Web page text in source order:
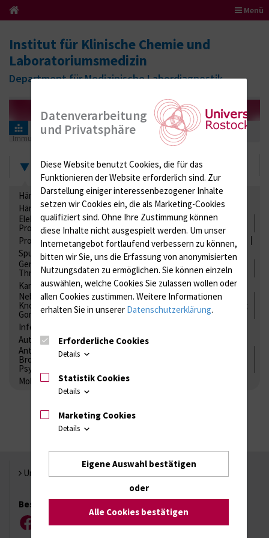
Menü
Institut für Klinische Chemie und
Laboratoriumsmedizin
Department für Medizinische Labordiagnostik
Informationen für Einsender
Ringversuchszertifikate
Immunologie
ADNase ( Anti-Streptokokken DNase)
Zertifikate
Hämatologie / Anämie
Retikulozyten
Hämoglobinelektrophorese
Liquordiagnostik
Elektrolyte, Enzyme, Substrate, Metabolite, Blutalkohol,
Proteine
Proteine
Lipide / Lipoproteine Niere / Harnwege
Stuhl
Spurenelemente
Säuren-Basen-Status
Gerinnung / Gerinnungsaktivierung / Gerinnungsfaktoren /
Thrombozytenfunktion / Antikoagulation
Kardiale Marker
Tumormarker
Interleukine
Nebenniere / Niere; Nebenschilddrüse ( Ca-Stoffwechsel /
Knochen; Hypophyse / Wachstum; Gestroinaltrakt / Vitamine;
Gonaden / Zyklus / Sterilität
Infektionsserologie
Autoimmundiagnostik
Antibiotika, Zystostatika, Immunsuppressiva, Amaleptika,
Bronchospasmolytika, Antiepileptika, Kardiaka,
Psychpharmaka
Molekulare Diagnostik
Universität Rostock
Besuchen Sie uns
FacebookInstagramYouTubeLinkedIn
Xing
Datenverarbeitung
und Privatsphäre
Diese Website benutzt Cookies, die für das
Funktionieren der Website erforderlich sind. Zur
Darstellung einiger interessenbezogener Inhalte
setzen wir Cookies ein, die als Marketing-Cookies
qualifiziert sind. Ohne Ihre Zustimmung können
diese Inhalte nicht ausgespielt werden. Um unser
Internetangebot fortlaufend verbessern zu können,
bitten wir Sie, uns die Erfassung von anonymisierten
Nutzungsdaten zu ermöglichen. Sie können einzeln
auswählen, welche Cookies Sie zulassen wollen oder
allen Cookies zustimmen. Weitere Informationen
erhalten Sie in unserer Datenschutzerklärung.
Erforderliche Cookies
Details
Statistik Cookies
Details
Marketing Cookies
Details
Eigene Auswahl bestätigen
oder
Alle Cookies bestätigen